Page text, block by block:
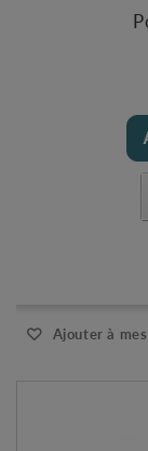
Ajouter à